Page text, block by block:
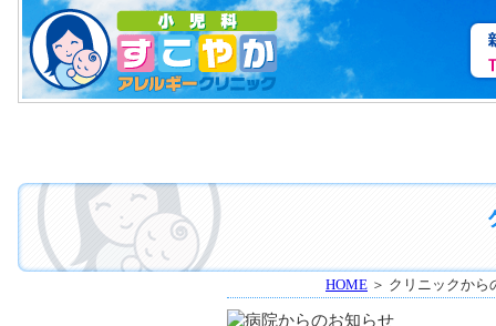
HOME ＞ クリニックか